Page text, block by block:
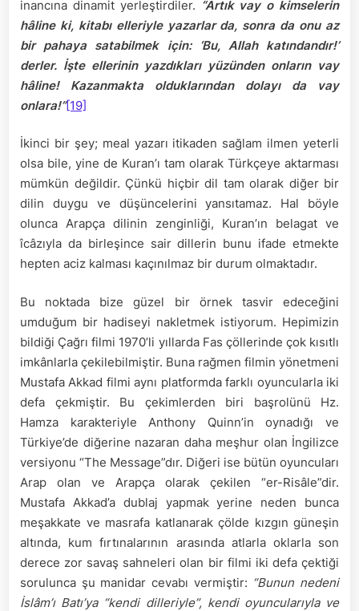
inancına dinamit yerleştirdiler. “Artık vay o kimselerin
hâline ki, kitabı elleriyle yazarlar da, sonra da onu az
bir pahaya satabilmek için: ‘Bu, Allah katındandır!’
derler. İşte ellerinin yazdıkları yüzünden onların vay
hâline! Kazanmakta olduklarından dolayı da vay
onlara!”[19]
İkinci bir şey; meal yazarı itikaden sağlam ilmen yeterli
olsa bile, yine de Kuran’ı tam olarak Türkçeye aktarması
mümkün değildir. Çünkü hiçbir dil tam olarak diğer bir
dilin duygu ve düşüncelerini yansıtamaz. Hal böyle
olunca Arapça dilinin zenginliği, Kuran’ın belagat ve
îcâzıyla da birleşince sair dillerin bunu ifade etmekte
hepten aciz kalması kaçınılmaz bir durum olmaktadır.
Bu noktada bize güzel bir örnek tasvir edeceğini
umduğum bir hadiseyi nakletmek istiyorum. Hepimizin
bildiği Çağrı filmi 1970’li yıllarda Fas çöllerinde çok kısıtlı
imkânlarla çekilebilmiştir. Buna rağmen filmin yönetmeni
Mustafa Akkad filmi aynı platformda farklı oyuncularla iki
defa çekmiştir. Bu çekimlerden biri başrolünü Hz.
Hamza karakteriyle Anthony Quinn’in oynadığı ve
Türkiye’de diğerine nazaran daha meşhur olan İngilizce
versiyonu “The Message”dır. Diğeri ise bütün oyuncuları
Arap olan ve Arapça olarak çekilen “er-Risâle”dir.
Mustafa Akkad’a dublaj yapmak yerine neden bunca
meşakkate ve masrafa katlanarak çölde kızgın güneşin
altında, kum fırtınalarının arasında atlarla oklarla son
derece zor savaş sahneleri olan bir filmi iki defa çektiği
sorulunca şu manidar cevabı vermiştir: “Bunun nedeni
İslâm’ı Batı’ya “kendi dilleriyle”, kendi oyuncularıyla ve